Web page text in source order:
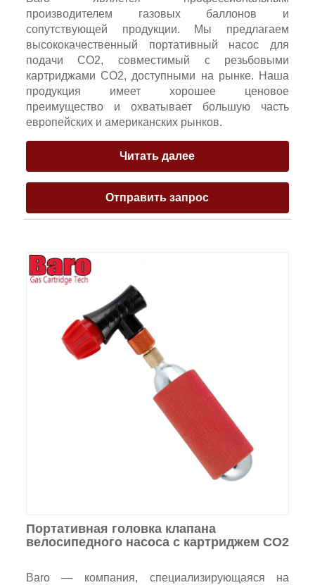
производителем газовых баллонов и
сопутствующей продукции. Мы предлагаем
высококачественный портативный насос для
подачи CO2, совместимый с резьбовыми
картриджами CO2, доступными на рынке. Наша
продукция имеет хорошее ценовое
преимущество и охватывает большую часть
европейских и американских рынков.
Читать далее
Отправить запрос
Портативная головка клапана
велосипедного насоса с картриджем CO2
Baro — компания, специализирующаяся на